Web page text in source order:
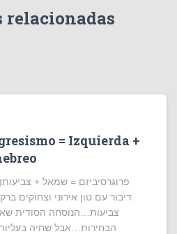
relacionadas
= Izquierda +
פרוגרסיביזם = שמאל +
דיבור עם טון אירוני וצחוקים
צביעות…הנוסחה הסודית
הבחירות…אבל שחיה